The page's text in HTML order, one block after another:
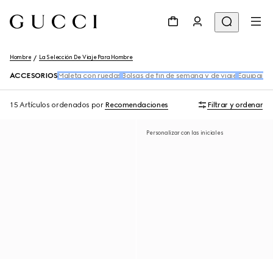
Hombre La Selección De Viaje Para Hombre
ACCESORIOS Maleta con ruedas Bolsas de fin de semana y de viaje Equipaje
15 Artículos ordenados por Recomendaciones Filtrar y ordenar
Personalizar con las iniciales